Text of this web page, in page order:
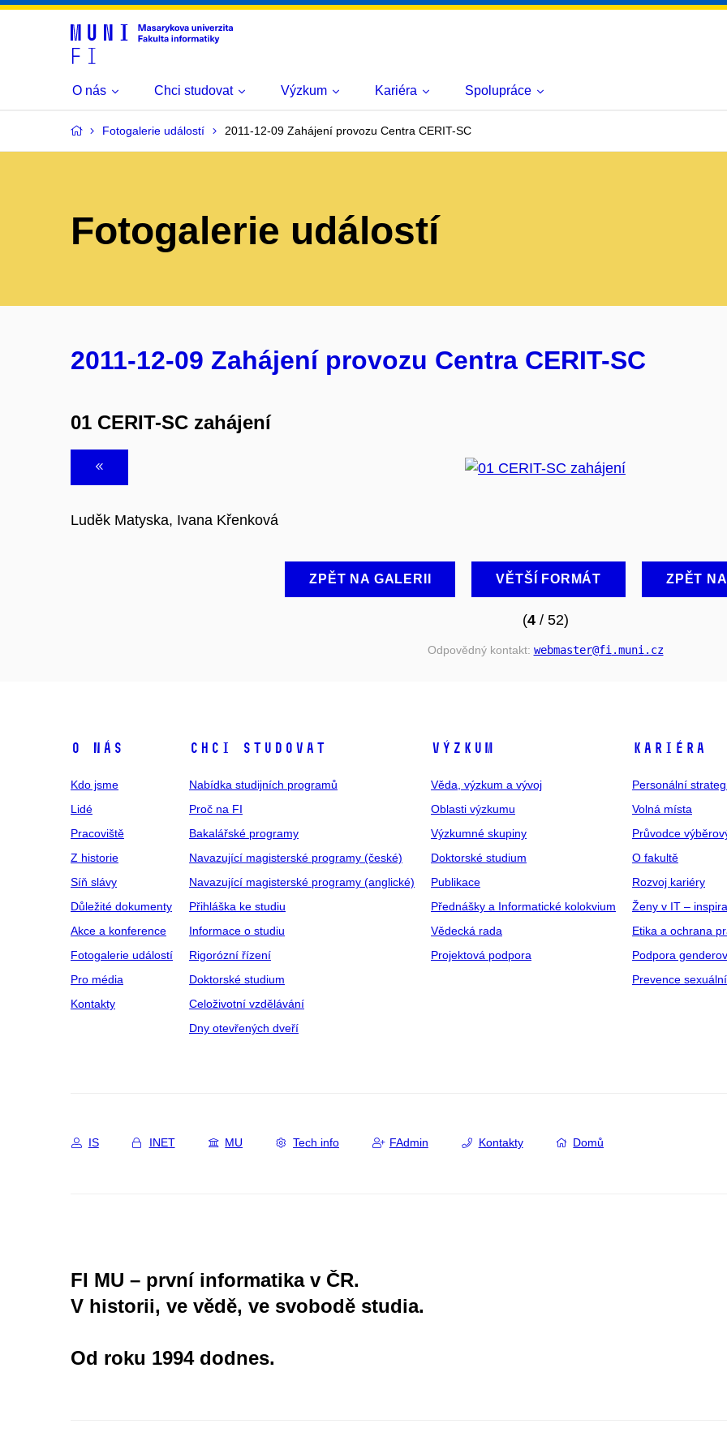
O nás Chci studovat Výzkum Kariéra Spolupráce
Fotogalerie událostí 2011-12-09 Zahájení provozu Centra CERIT-SC
Fotogalerie událostí
2011-12-09 Zahájení provozu Centra CERIT-SC
01 CERIT-SC zahájení
Luděk Matyska, Ivana Křenková
ZPĚT NA GALERII VĚTŠÍ FORMÁT ZPĚT
(4/ 52)
Odpovědný kontakt: webmaster@fi .muni .cz
O NÁS
Kdo jsme
Lidé
Pracoviště
Z historie
Síň slávy
Důležité dokumenty
Akce a konference
Fotogalerie událostí
Pro média
Kontakty
CHCI STUDOVAT
Nabídka studijních programů
Proč na FI
Bakalářské programy
Navazující magisterské programy (české)
Navazující magisterské programy (anglické)
Přihláška ke studiu
Informace o studiu
Rigorózní řízení
Doktorské studium
Celoživotní vzdělávání
Dny otevřených dveří
VÝZKUM
Věda, výzkum a vývoj
Oblasti výzkumu
Výzkumné skupiny
Doktorské studium
Publikace
Přednášky a Informatické kolokvium
Vědecká rada
Projektová podpora
KARIÉRA
Personální
Volná místa
Průvodce
O fakultě
Rozvoj kariéry
Ženy v IT –
Etika a ochrana
Podpora
Prevence
IS INET MU Tech info FAdmin Kontakty Domů
FI MU – první informatika v ČR.
V historii, ve vědě, ve svobodě studia.
Od roku 1994 dodnes.